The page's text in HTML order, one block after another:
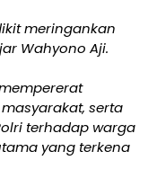
meringankan
Wahyono Aji.
serta
terhadap warga
yang terkena